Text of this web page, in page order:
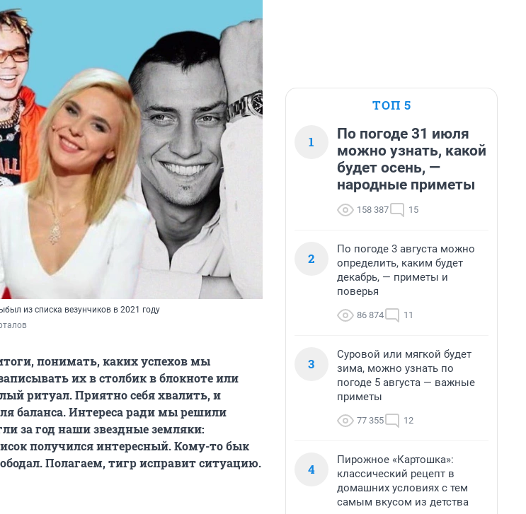
из списка везунчиков в 2021 году
понимать, каких успехов мы
их в столбик в блокноте или
ритуал. Приятно себя хвалить, и
баланса. Интереса ради мы решили
за год наши звездные земляки:
получился интересный. Кому-то бык
Полагаем, тигр исправит ситуацию.
ТОП 5
1
По погоде 31 июля
можно узнать, какой
будет осень, —
народные приметы
158 387 15
2
По погоде 3 августа можно
определить, каким будет
декабрь, — приметы и
поверья
86 874 11
3
Суровой или мягкой будет
зима, можно узнать по
погоде 5 августа — важные
приметы
77 355 12
4
Пирожное «Картошка»:
классический рецепт в
домашних условиях с тем
самым вкусом из детства